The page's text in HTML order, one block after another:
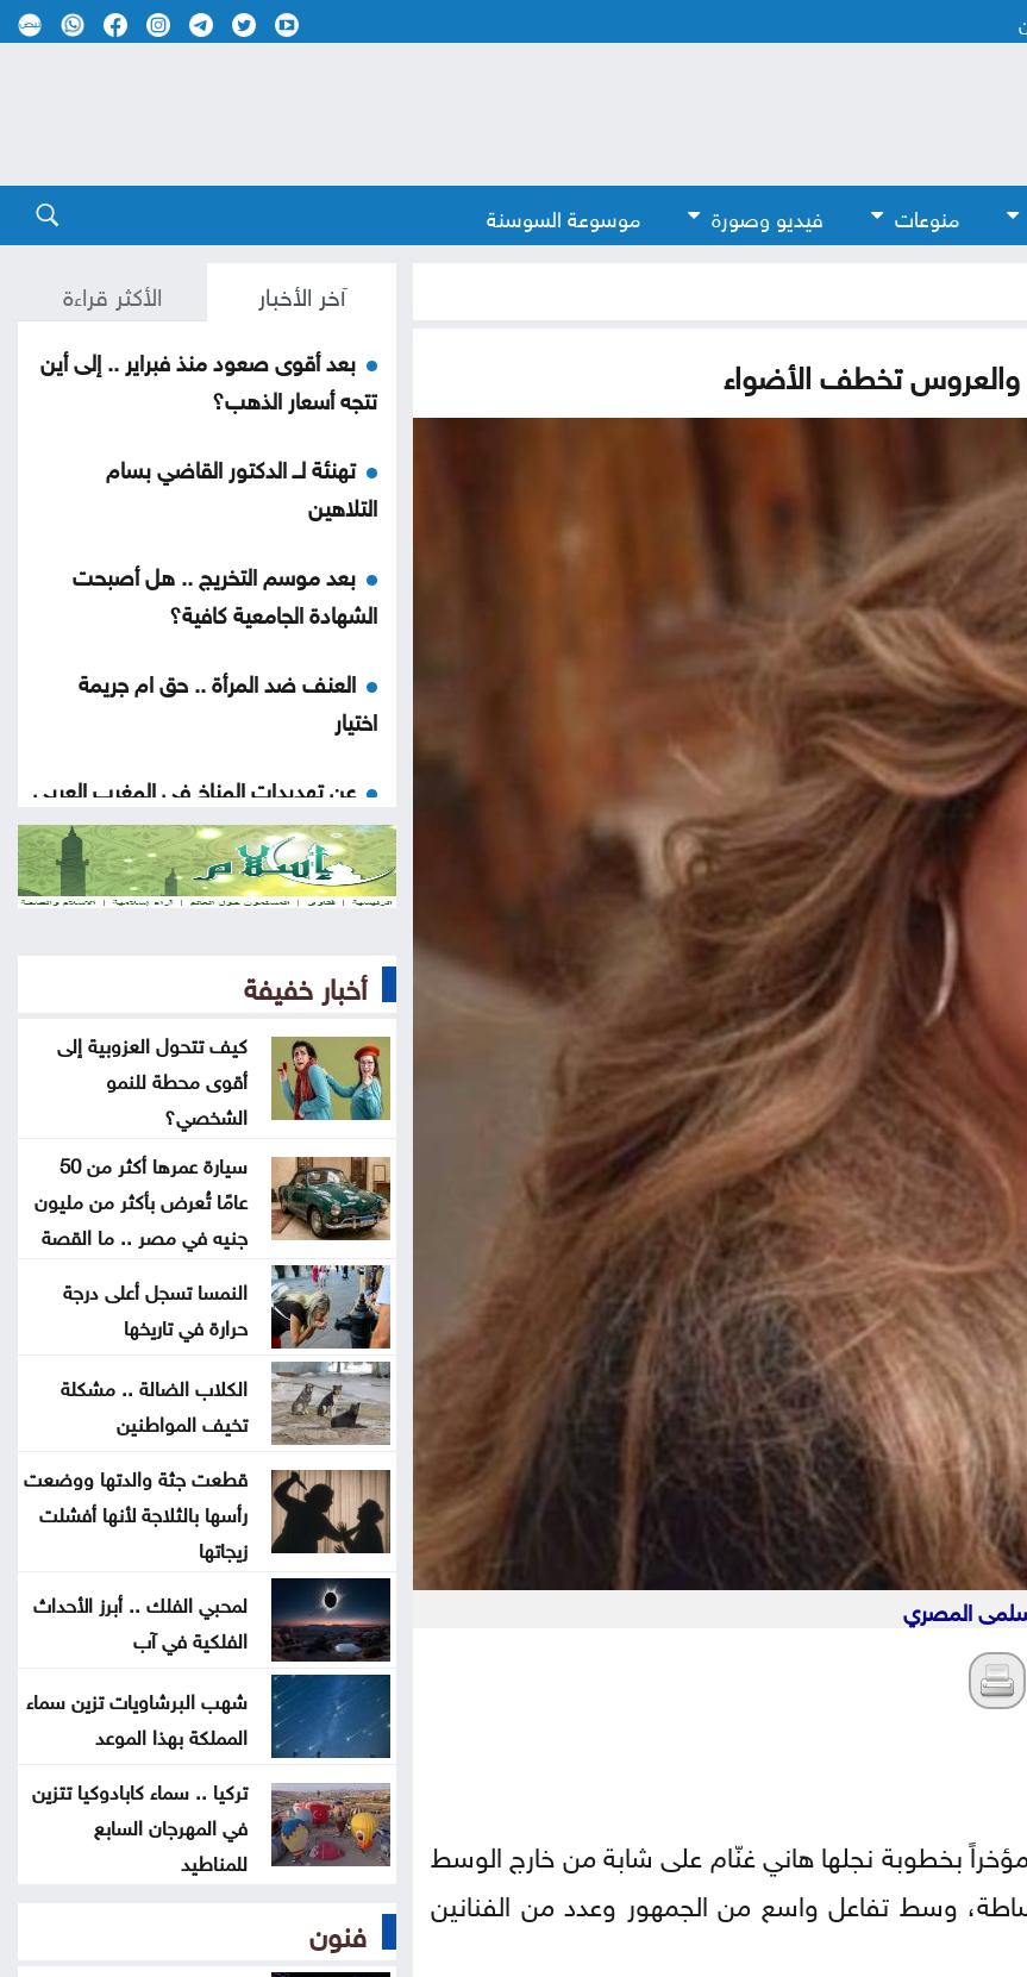
منوعات فيديو وصورة موسوعة السوسنة
تخطف الأضواء
سلمى المصري
بخطوبة نجلها هاني غنّام على شابة من خارج الوسط
وسط تفاعل واسع من الجمهور وعدد من الفنانين
آخر الأخبار الأكثر قراءة
بعد أقوى صعود منذ فبراير .. إلى أين
تتجه أسعار الذهب؟
تهنئة لــ الدكتور القاضي بسام
التلاهين
بعد موسم التخريج .. هل أصبحت
الشهادة الجامعية كافية؟
العنف ضد المرأة .. حق ام جريمة
اختيار
عن تهديدات المناخ في المغرب العربي
أخيراً العالم يكتشف سبتة
من كريم خان إلى بيدرو سانشيز…
كلفة الوقوف مع فلسطين
جون إسبوزيتو ومجتمعات الإسلام:
دراسة حديثة: التحدث بأكثر من لغة
يبطئ الشيخوخة البيولوجية للدماغ
لا تغيير على موعد العودة للمدارس
تركيا والسعودية وباكستان تعتزم
توقيع اتفاقية دفاع مشترك
النفط يرتفع 3 دولارات مع دراسة
إيران حظر عبور سفن أميركية وإسرائيلية
مضيق هرمز
ترامب يوقع أمرا تنفيذيا يهدف لتقييد
حق اكتساب الجنسية الأميركية بالولادة
مدنيا في نجران جراء هجمات حوثية
أخبار خفيفة
كيف تتحول العزوبية إلى
أقوى محطة للنمو
الشخصي؟
سيارة عمرها أكثر من 50
عامًا تُعرض بأكثر من مليون
جنيه في مصر .. ما القصة
النمسا تسجل أعلى درجة
حرارة في تاريخها
الكلاب الضالة .. مشكلة
تخيف المواطنين
قطعت جثة والدتها ووضعت
رأسها بالثلاجة لأنها أفشلت
زيجاتها
لمحبي الفلك .. أبرز الأحداث
الفلكية في آب
شهب البرشاويات تزين سماء
المملكة بهذا الموعد
تركيا .. سماء كابادوكيا تتزين
في المهرجان السابع
للمناطيد
فنون